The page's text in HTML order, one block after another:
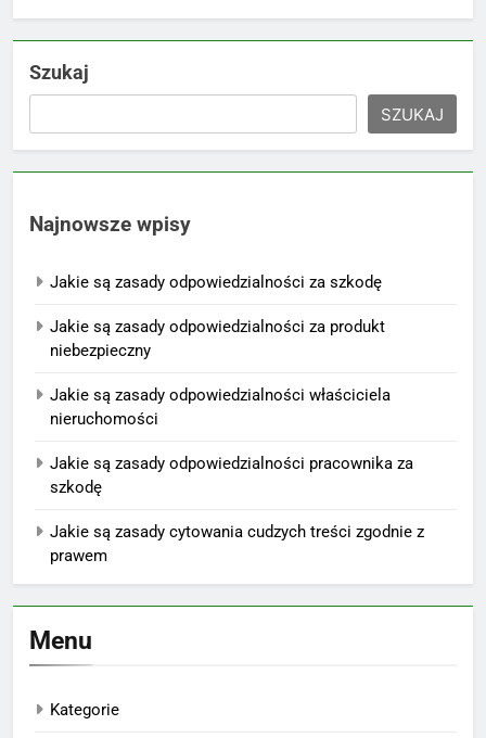
Szukaj
SZUKAJ
Najnowsze wpisy
Jakie są zasady odpowiedzialności za szkodę
Jakie są zasady odpowiedzialności za produkt
niebezpieczny
Jakie są zasady odpowiedzialności właściciela
nieruchomości
Jakie są zasady odpowiedzialności pracownika za
szkodę
Jakie są zasady cytowania cudzych treści zgodnie z
prawem
Menu
Kategorie